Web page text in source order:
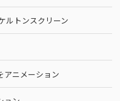
ルトンスクリーン
アニメーション